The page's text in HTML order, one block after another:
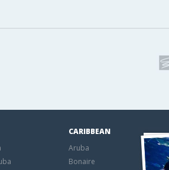
CARIBBEAN
Aruba
Bonaire